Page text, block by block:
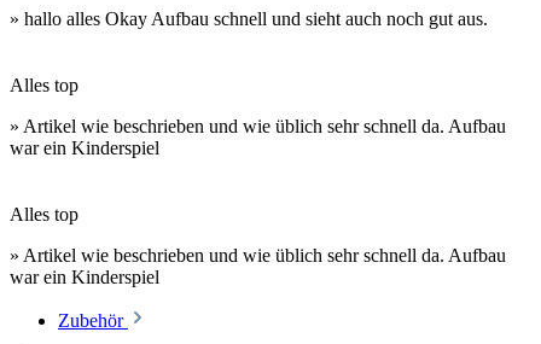
» hallo alles Okay Aufbau schnell und sieht auch noch gut aus.
Alles top
» Artikel wie beschrieben und wie üblich sehr schnell da. Aufbau
war ein Kinderspiel
Alles top
» Artikel wie beschrieben und wie üblich sehr schnell da. Aufbau
war ein Kinderspiel
Zubehör